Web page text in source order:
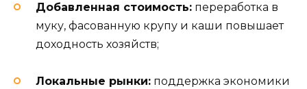
Добавленная стоимость: переработка в
муку, фасованную крупу и каши повышает
доходность хозяйств;
Локальные рынки: поддержка экономики